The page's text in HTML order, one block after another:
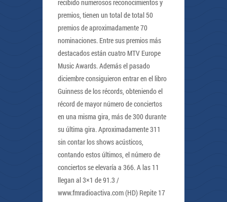
recibido numerosos reconocimientos y
premios, tienen un total de total 50
premios de aproximadamente 70
nominaciones. Entre sus premios más
destacados están cuatro MTV Europe
Music Awards. Además el pasado
diciembre consiguieron entrar en el libro
Guinness de los récords, obteniendo el
récord de mayor número de conciertos
en una misma gira, más de 300 durante
su última gira. Aproximadamente 311
sin contar los shows acústicos,
contando estos últimos, el número de
conciertos se elevaría a 366. A las 11
llegan al 3×1 de 91.3 /
www.fmradioactiva.com (HD) Repite 17